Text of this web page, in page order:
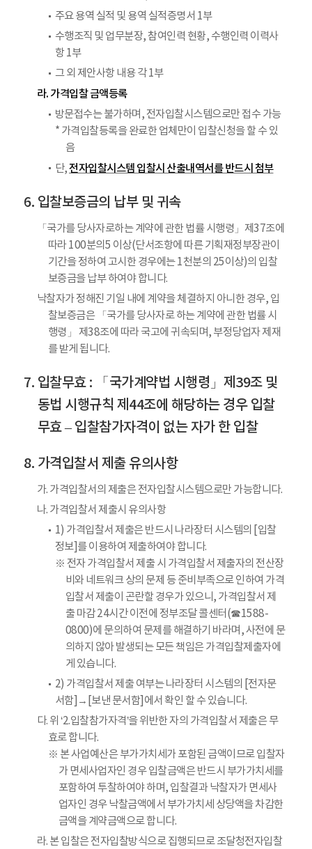
주요 용역 실적 및 용역 실적증명서 1부
수행조직 및 업무분장, 참여인력 현황, 수행인력 이력사
항 1부
그 외 제안사항 내용 각 1부
라. 가격입찰 금액등록
방문접수는 불가하며, 전자입찰시스템으로만 접수 가능
* 가격입찰등록을 완료한 업체만이 입찰신청을 할 수 있
음
단,전자입찰시스템 입찰시 산출내역서를 반드시 첨부
입찰보증금의 납부 및 귀속
「국가를 당사자로하는 계약에 관한 법률 시행령」제37조에
따라 100분의5 이상(단서조항에 따른 기획재정부장관이
기간을 정하여 고시한 경우에는 1천분의 25이상)의 입찰
보증금을 납부 하여야 합니다.
낙찰자가 정해진 기일 내에 계약을 체결하지 아니한 경우, 입
찰보증금은 「국가를 당사자로 하는 계약에 관한 법률 시
행령」 제38조에 따라 국고에 귀속되며, 부정당업자 제재
를 받게 됩니다.
입찰무효 : 「국가계약법 시행령」제39조 및
동법 시행규칙 제44조에 해당하는 경우 입찰
무효 – 입찰참가자격이 없는 자가 한 입찰
가격입찰서 제출 유의사항
가. 가격입찰서의 제출은 전자입찰시스템으로만 가능합니다.
나. 가격입찰서 제출시 유의사항
1) 가격입찰서 제출은 반드시 나라장터 시스템의 [입찰
정보]를 이용하여 제출하여야 합니다.
※ 전자 가격입찰서 제출 시 가격입찰서 제출자의 전산장
비와 네트워크 상의 문제 등 준비부족으로 인하여 가격
입찰서 제출이 곤란할 경우가 있으니, 가격입찰서 제
출 마감 24시간 이전에 정부조달 콜센터(☎1588-
0800)에 문의하여 문제를 해결하기 바라며, 사전에 문
의하지 않아 발생되는 모든 책임은 가격입찰제출자에
게 있습니다.
2) 가격입찰서 제출 여부는 나라장터 시스템의 [전자문
서함]→[보낸 문서함]에서 확인 할 수 있습니다.
다. 위 ‘2.입찰참가자격’을 위반한 자의 가격입찰서 제출은 무
효로 합니다.
※ 본 사업예산은 부가가치세가 포함된 금액이므로 입찰자
가 면세사업자인 경우 입찰금액은 반드시 부가가치세를
포함하여 투찰하여야 하며, 입찰결과 낙찰자가 면세사
업자인 경우 낙찰금액에서 부가가치세 상당액을 차감한
금액을 계약금액으로 합니다.
라. 본 입찰은 전자입찰방식으로 집행되므로 조달청전자입찰